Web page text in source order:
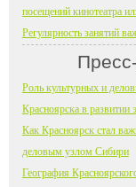
посещений кинотеатра
Регулярность занятий
Роль культурных и
Красноярска в развитии
Как Красноярск стал
деловым узлом Сибири
География